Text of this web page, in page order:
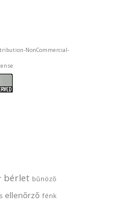
NonCommercial-
bérlet bűnöző
ellenőrző fénk